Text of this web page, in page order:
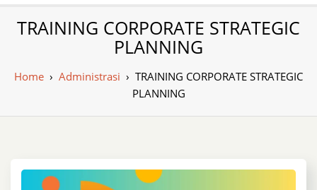
Pusat Pelatihan
dan Sertifikasi –
Daftar Training
Indonesia
Sertifikasi di Indonesia
TRAINING CORPORATE STRATEGIC
PLANNING
Home › Administrasi › TRAINING CORPORATE STRATEGIC
PLANNING